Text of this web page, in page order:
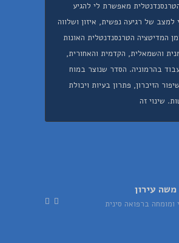
מאפשרת לי להגיע
למצב של רגיעה נפשית, איזון ושלווה
המדיטציה הטרנסנדנטלית האונות
והשמאלית, הקדמית והאחורית,
בהרמוניה. הסדר שנוצר במוח
הזיכרון, פתרון בעיות ויכולת
שינוי זה
משה עירון
ומומחה ברפואה סינית